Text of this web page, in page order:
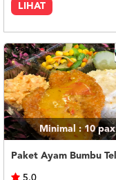
LIHAT
Minimal : 10pax
5.0